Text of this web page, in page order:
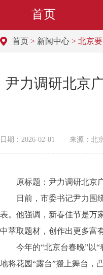
首页
首页 > 新闻中心 > 北京
尹力调研北京
日期：2026-02-01 来源：北
原标题：尹力调研北京广
日前，市委书记尹力围绕
表。他强调，新春佳节是万
中萃取题材，创作出更多富
今年的“北京台春晚”以“
地将花园“露台”搬上舞台，